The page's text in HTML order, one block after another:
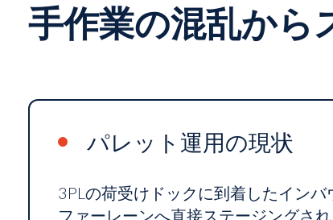
手作業の混乱から
パレット運用の現状
3PLの荷受けドックに到着したイン
ファーレーンへ直接ステージングさ